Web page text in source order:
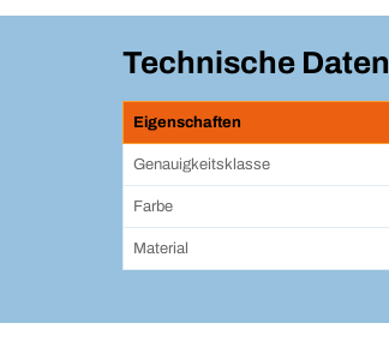
Technische Daten
Eigenschaften
Genauigkeitsklasse
Farbe
Material